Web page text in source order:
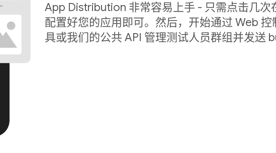
App Distribution 非常容易上手 - 只需点击几次
配置好您的应用即可。然后，开始通过 Web
具或我们的公共 API 管理测试人员群组并发送